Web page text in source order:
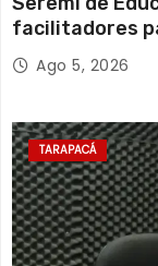
facilitadores
Escolar 2027
Ago 5, 2026
TARAPACÁ